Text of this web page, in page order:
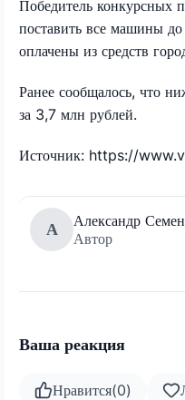
Победитель конкурсных
поставить все машины
оплачены из средств
Ранее сообщалось, что
за 3,7 млн рублей.
Источник: https://
А
Александр
Автор
Ваша реакция
Нравится(0)